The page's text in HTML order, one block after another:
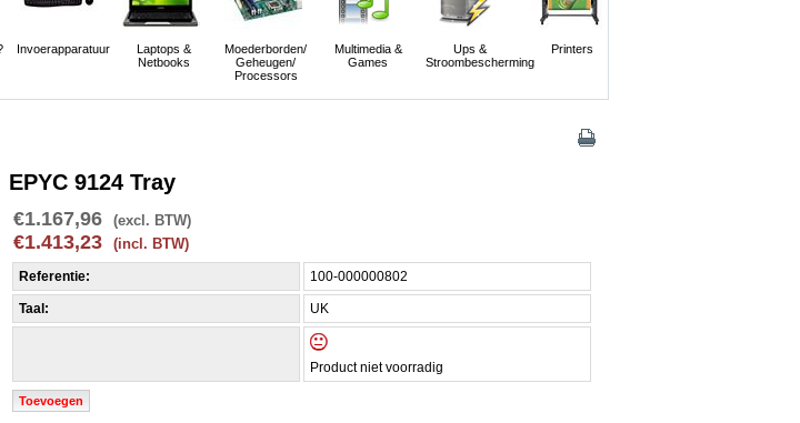
Invoerapparatuur
Laptops &
Netbooks
Moederborden/
Geheugen/
Processors
Multimedia &
Games
Ups &
Stroombescherming
Printers
EPYC 9124 Tray
€1.167,96 (excl. BTW)
€1.413,23 (incl. BTW)
Referentie: 100-000000802
Taal: UK
Product niet voorradig
Toevoegen